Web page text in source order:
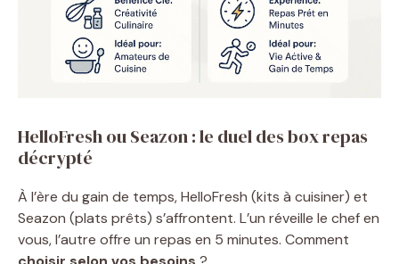
HelloFresh ou Seazon : le duel des box repas
décrypté
À l’ère du gain de temps, HelloFresh (kits à cuisiner) et
Seazon (plats prêts) s’affrontent. L’un réveille le chef en
vous, l’autre offre un repas en 5 minutes. Comment